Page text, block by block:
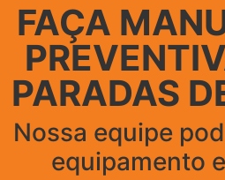
FAÇA
PARADAS
Nossa equipe
equipamento